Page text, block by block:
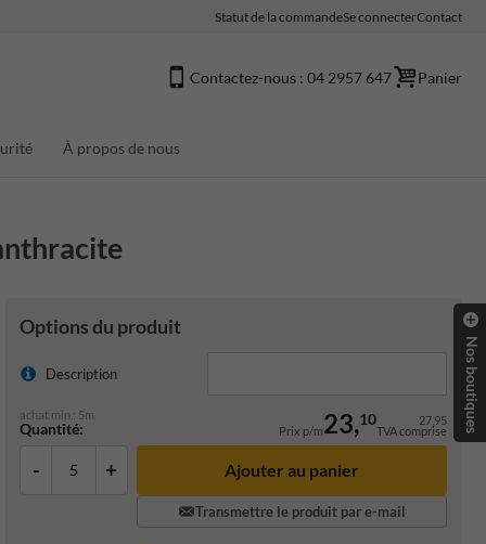
Statut de la commandeSe connecterContact
Contactez-nous : 04 2957 647 Panier
À propos de nous
Options du produit
Description
achat min.: 5m
Quantité: Prix p/m23,10 27,95
TVA comprise
- + Ajouter au panier
Transmettre le produit par e-mail
Nos boutiques